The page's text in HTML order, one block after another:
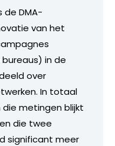
de DMA-
van het
in de
over
In totaal
die metingen blijkt
die twee
significant meer